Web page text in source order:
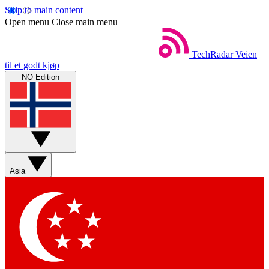
Skip to main content
Open menu Close main menu
TechRadar Veien
til et godt kjøp
NO Edition
Asia